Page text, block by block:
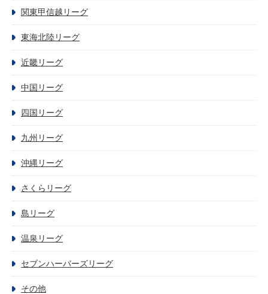
関東甲信越リーグ
東海北陸リーグ
近畿リーグ
中国リーグ
四国リーグ
九州リーグ
沖縄リーグ
さくらリーグ
島リーグ
温泉リーグ
セブンハーバーズリーグ
その他